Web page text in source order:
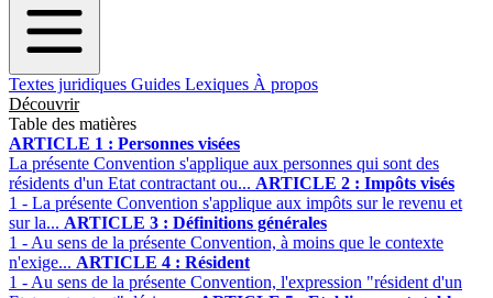
Textes juridiques Guides Lexiques À propos
Découvrir
Table des matières
ARTICLE 1 : Personnes visées
La présente Convention s'applique aux personnes qui sont des
résidents d'un Etat contractant ou... ARTICLE 2 : Impôts visés
1 - La présente Convention s'applique aux impôts sur le revenu et
sur la... ARTICLE 3 : Définitions générales
1 - Au sens de la présente Convention, à moins que le contexte
n'exige... ARTICLE 4 : Résident
1 - Au sens de la présente Convention, l'expression "résident d'un